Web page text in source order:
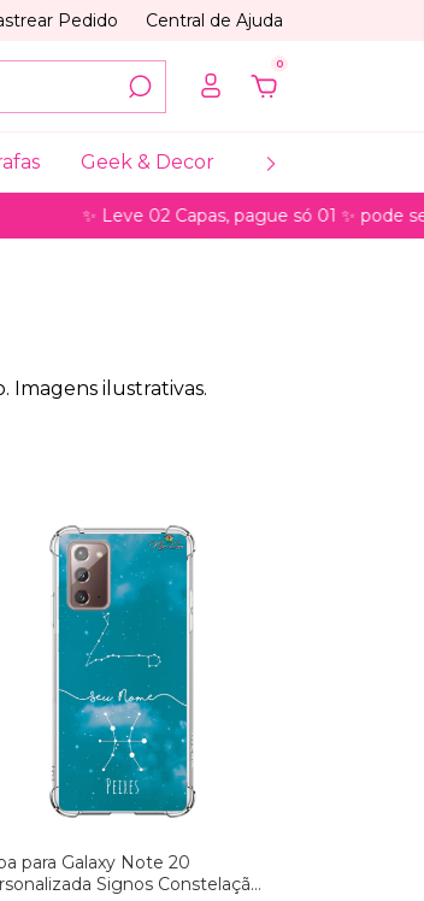
Pedido Central de Ajuda
0
Geek & Decor Coleções
02 Capas, pague só 01 ✨ pode ser para
Imagens ilustrativas.
para Galaxy Note 20
Signos Constelação